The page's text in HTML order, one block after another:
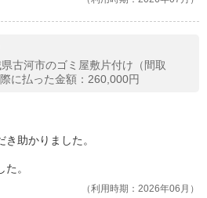
古河市のゴミ屋敷片付け（間取
に払った金額：260,000円
助かりました。
。
利用時期：2026年06月